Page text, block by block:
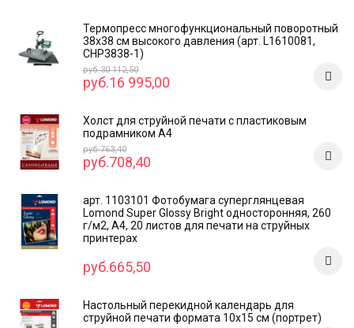
Термопресс многофункциональный поворотный
38х38 см высокого давления (арт. L1610081,
CHP3838-1)
руб.30 112,50
руб.16 995,00
Холст для струйной печати с пластиковым
подрамником А4
руб.763,40
руб.708,40
арт. 1103101 Фотобумага суперглянцевая
Lomond Super Glossy Bright односторонняя, 260
г/м2, А4, 20 листов для печати на струйных
принтерах
руб.665,50
Настольный перекидной календарь для
струйной печати формата 10x15 см (портрет)